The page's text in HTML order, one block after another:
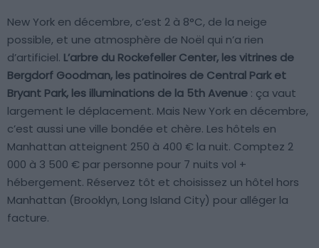
New York en décembre, c’est 2 à 8°C, de la neige
possible, et une atmosphère de Noël qui n’a rien
d’artificiel. L’arbre du Rockefeller Center, les vitrines de
Bergdorf Goodman, les patinoires de Central Park et
Bryant Park, les illuminations de la 5th Avenue : ça vaut
largement le déplacement. Mais New York en décembre,
c’est aussi une ville bondée et chère. Les hôtels en
Manhattan atteignent 250 à 400 € la nuit. Comptez 2
000 à 3 500 € par personne pour 7 nuits vol +
hébergement. Réservez tôt et choisissez un hôtel hors
Manhattan (Brooklyn, Long Island City) pour alléger la
facture.